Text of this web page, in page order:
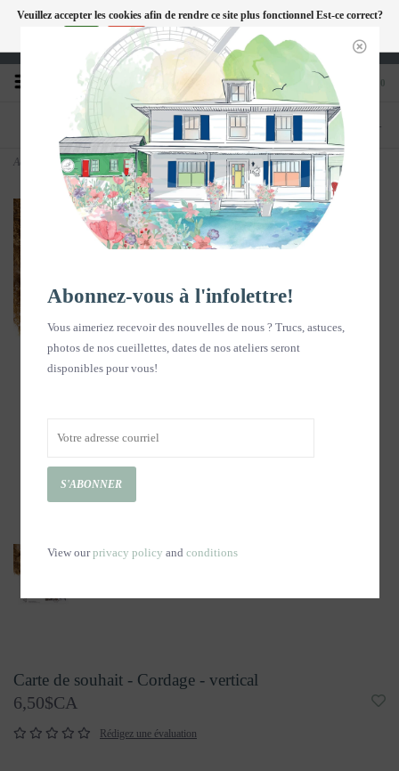
FC
Heures d'ouverture : Disponible sur Google
0
TÉLÉPHONE
418-240-6181
BOUTIQUE
1603, chemin des Coudriers, L'Isle-aux-
Coudres
Accueil Carte de souhait - Cordage - vertical
Carte de souhait - Cordage - vertical
6,50$CA
Rédigez une évaluation
Veuillez accepter les cookies afin de rendre ce site plus fonctionnel Est-ce correct?
Non En savoir plus sur les témoins (cookies) »
Abonnez-vous à l'infolettre!
Vous aimeriez recevoir des nouvelles de nous ? Trucs, astuces,
photos de nos cueillettes, dates de nos ateliers seront
disponibles pour vous!
S'ABONNER
View ourprivacy policy and conditions